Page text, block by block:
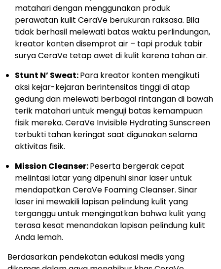
matahari dengan menggunakan produk
perawatan kulit CeraVe berukuran raksasa. Bila
tidak berhasil melewati batas waktu perlindungan,
kreator konten disemprot air – tapi produk tabir
surya CeraVe tetap awet di kulit karena tahan air.
Stunt N’ Sweat:Para kreator konten mengikuti
aksi kejar-kejaran berintensitas tinggi di atap
gedung dan melewati berbagai rintangan di bawah
terik matahari untuk menguji batas kemampuan
fisik mereka. CeraVe Invisible Hydrating Sunscreen
terbukti tahan keringat saat digunakan selama
aktivitas fisik.
Mission Cleanser:Peserta bergerak cepat
melintasi latar yang dipenuhi sinar laser untuk
mendapatkan CeraVe Foaming Cleanser. Sinar
laser ini mewakili lapisan pelindung kulit yang
terganggu untuk mengingatkan bahwa kulit yang
terasa kesat menandakan lapisan pelindung kulit
Anda lemah.
Berdasarkan pendekatan edukasi medis yang